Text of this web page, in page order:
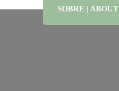
SOBRE | ABOUT